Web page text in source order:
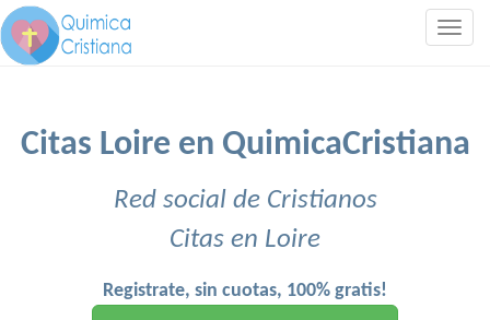
Citas Loire en QuimicaCristiana
Red social de Cristianos
Citas en Loire
Registrate, sin cuotas, 100% gratis!